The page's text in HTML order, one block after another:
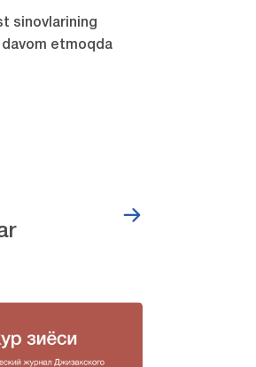
sinovlarining
davom etmoqda